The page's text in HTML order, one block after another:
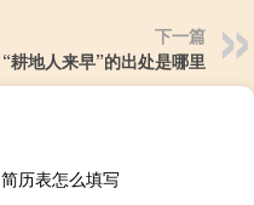
下一篇
“耕地人来早”的出处是哪里
简历表怎么填写